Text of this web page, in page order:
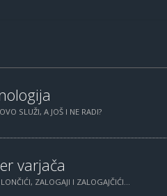
SLUŽI, A JOŠ I NE RADI?
varjača
LONČIĆI, ZALOGAJI I ZALOGAJČIĆI...